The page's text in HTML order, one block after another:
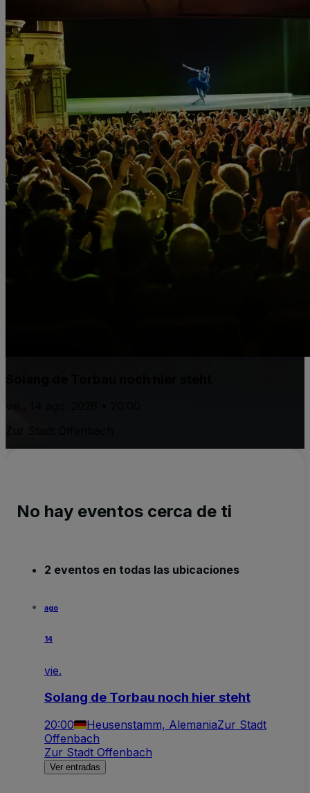
No hay eventos cerca de ti
2 eventos en todas las ubicaciones
ago
14
vie.
Solang de Torbau noch hier steht
20:00 Heusenstamm, AlemaniaZur Stadt
Offenbach
Zur Stadt Offenbach
Ver entradas